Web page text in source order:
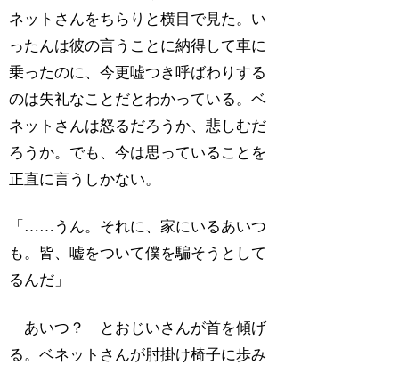
ネットさんをちらりと横目で見た。い
ったんは彼の言うことに納得して車に
乗ったのに、今更嘘つき呼ばわりする
のは失礼なことだとわかっている。ベ
ネットさんは怒るだろうか、悲しむだ
ろうか。でも、今は思っていることを
正直に言うしかない。
「……うん。それに、家にいるあいつ
も。皆、嘘をついて僕を騙そうとして
るんだ」
あいつ？ とおじいさんが首を傾げ
る。ベネットさんが肘掛け椅子に歩み